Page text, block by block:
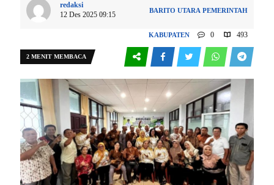
redaksi
12 Des 2025 09:15
BARITO UTARA PEMERINTAH
KABUPATEN 0 493
2 MENIT MEMBACA